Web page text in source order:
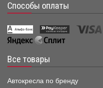
Способы оплаты
Все товары
Автокресла по бренду